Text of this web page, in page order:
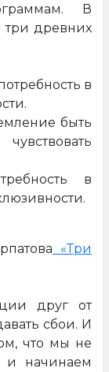
В
три древних
в
быть
в
«Три
друг от
сбои. И
что мы не
и начинаем